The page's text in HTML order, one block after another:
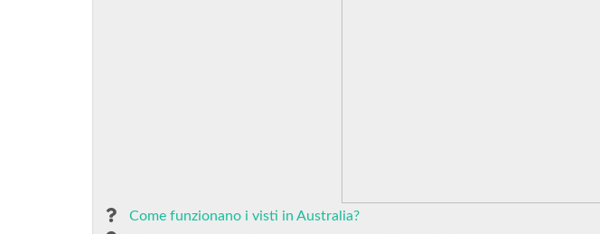
Come funzionano i visti in Australia?